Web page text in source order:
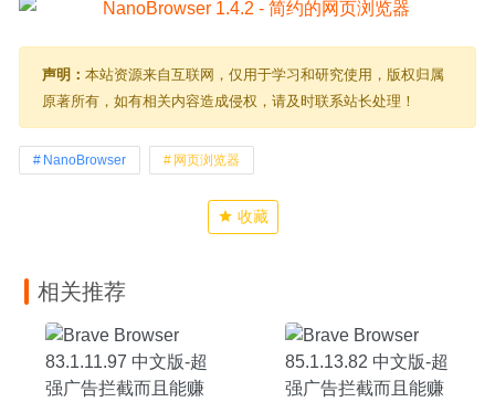
声明： 本站资源来自互联网，仅用于学习和研究使用，版权归属
原著所有，如有相关内容造成侵权，请及时联系站长处理！
NanoBrowser 网页浏览器
收藏
相关推荐